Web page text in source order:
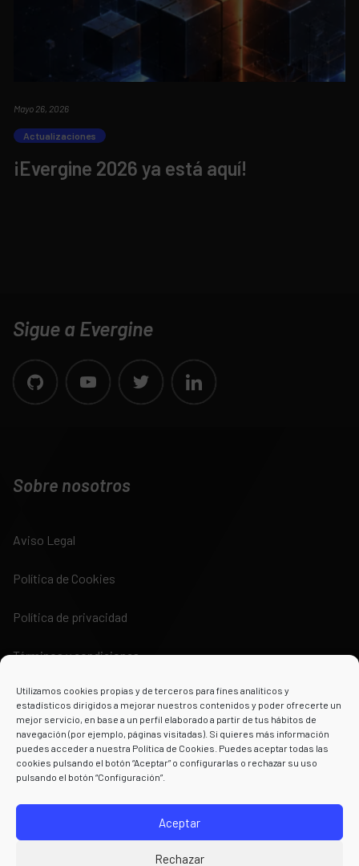
Utilizamos cookies propias y de terceros para fines analíticos y
estadísticos dirigidos a mejorar nuestros contenidos y poder ofrecerte un
mejor servicio, en base a un perfil elaborado a partir de tus hábitos de
navegación (por ejemplo, páginas visitadas). Si quieres más información
puedes acceder a nuestra Política de Cookies. Puedes aceptar todas las
cookies pulsando el botón “Aceptar” o configurarlas o rechazar su uso
pulsando el botón “Configuración”.
Aceptar
Rechazar
Mayo 26, 2026
Actualizaciones
¡Evergine 2026 ya está aquí!
Sigue a Evergine
Sobre nosotros
Aviso Legal
Política de Cookies
Política de privacidad
Términos y condiciones
Powered by